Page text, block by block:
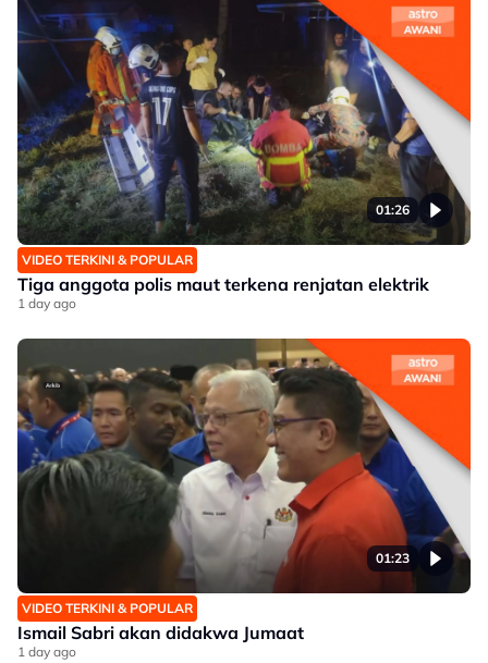
01:26
VIDEO TERKINI & POPULAR
Tiga anggota polis maut terkena renjatan elektrik
1 day ago
01:23
VIDEO TERKINI & POPULAR
Ismail Sabri akan didakwa Jumaat
1 day ago